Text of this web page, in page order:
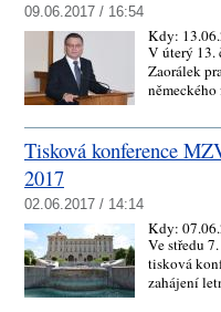
09.06.2017 / 16:54
Kdy:
V úterý 13.
Zaorálek
Tisková konference
2017
02.06.2017 / 14:14
Kdy:
Ve středu
tisková
zahájení